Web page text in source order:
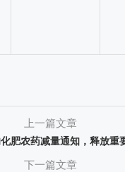
上一篇文章
肥农药减量通知，释放重
下一篇文章